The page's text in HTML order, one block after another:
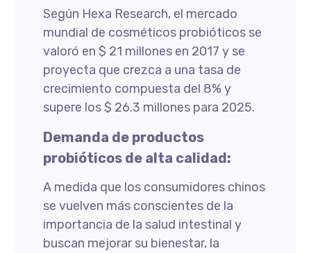
Según Hexa Research, el mercado
mundial de cosméticos probióticos se
valoró en $ 21 millones en 2017 y se
proyecta que crezca a una tasa de
crecimiento compuesta del 8% y
supere los $ 26.3 millones para 2025.
Demanda de productos
probióticos de alta calidad:
A medida que los consumidores chinos
se vuelven más conscientes de la
importancia de la salud intestinal y
buscan mejorar su bienestar, la